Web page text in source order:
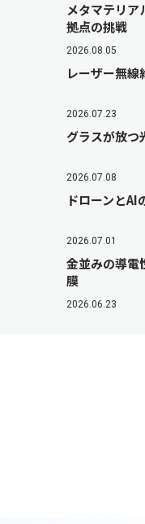
メタマテリ
拠点の挑戦
2026.08.05
レーザー無線
2026.07.23
グラスが放つ
2026.07.08
ドローンと
2026.07.01
金並みの導電
膜
2026.06.23